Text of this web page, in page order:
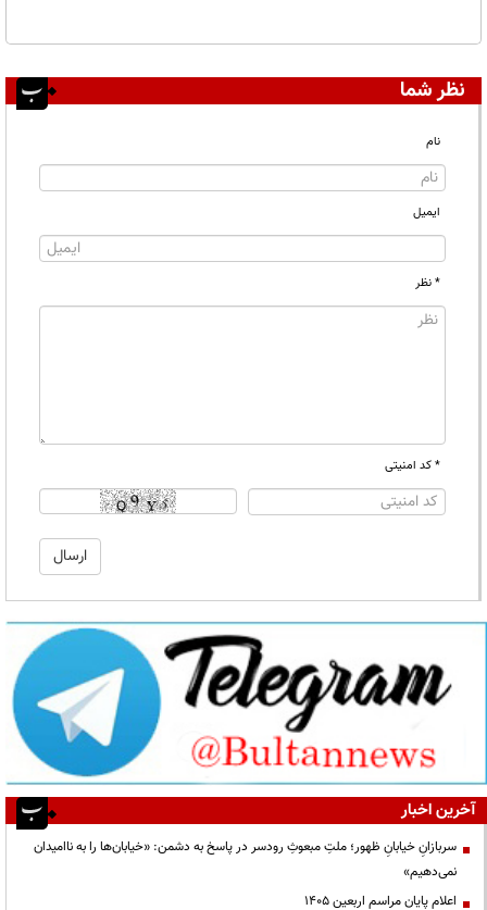
نظر شما
نام
ایمیل
* نظر
* کد امنیتی
آخرین اخبار
سربازانِ خیابانِ ظهور؛ ملتِ مبعوثِ رودسر در پاسخ به دشمن: «خیابان‌ها را به ناامیدان
نمی‌دهیم»
اعلام پایان مراسم اربعین ۱۴۰۵